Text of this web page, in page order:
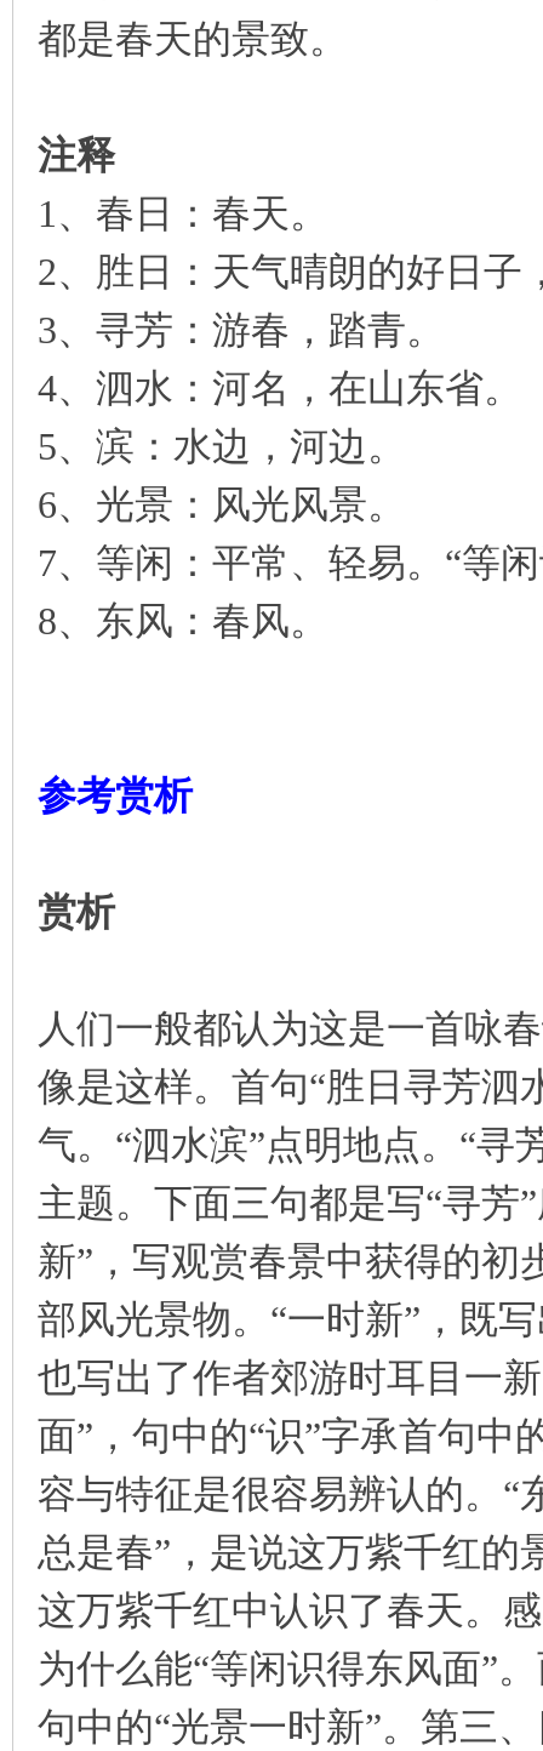
都是春天的景致。
注释
1、春日：春天。
2、胜日：天气晴朗的好日子
3、寻芳：游春，踏青。
4、泗水：河名，在山东省。
5、滨：水边，河边。
6、光景：风光风景。
7、等闲：平常、轻易。“等
8、东风：春风。
参考赏析
赏析
人们一般都认为这是一首咏
像是这样。首句“胜日寻芳泗
气。“泗水滨”点明地点。“寻
主题。下面三句都是写“寻芳
新”，写观赏春景中获得的初
部风光景物。“一时新”，既
也写出了作者郊游时耳目一
面”，句中的“识”字承首句中
容与特征是很容易辨认的。“
总是春”，是说这万紫千红的
这万紫千红中认识了春天。
为什么能“等闲识得东风面”
句中的“光景一时新”。第三